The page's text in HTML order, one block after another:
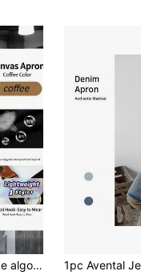
1 peça Avental de lona de algodão castanho café com alças ajustáveis cruzadas nas costas e bolsos para homens e mulheres, cozinha, culinária, carpinteiro, mecânico, pintor, jardineiro, barbeiro, entusiasta de DIY, roupa de trabalho